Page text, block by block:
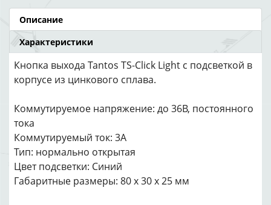
Описание
Характеристики
Кнопка выхода Tantos TS-Click Light с подсветкой в
корпусе из цинкового сплава.
Коммутируемое напряжение: до 36В, постоянного
тока
Коммутируемый ток: 3А
Тип: нормально открытая
Цвет подсветки: Синий
Габаритные размеры: 80 х 30 х 25 мм